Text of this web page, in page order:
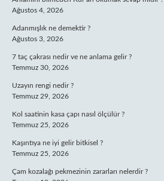
Ağustos 4, 2026
Adanmışlık ne demektir ?
Ağustos 3, 2026
7 taç çakrası nedir ve ne anlama gelir ?
Temmuz 30, 2026
Uzayın rengi nedir ?
Temmuz 29, 2026
Kol saatinin kasa çapı nasıl ölçülür ?
Temmuz 25, 2026
Kaşıntıya ne iyi gelir bitkisel ?
Temmuz 25, 2026
Çam kozalağı pekmezinin zararları nelerdir ?